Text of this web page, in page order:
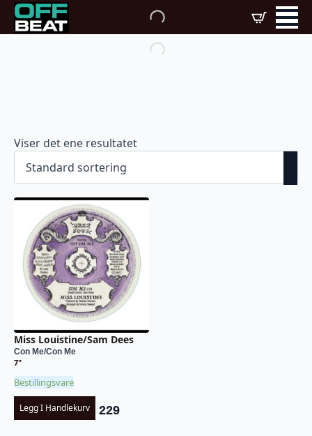
Viser det ene resultatet
Miss Louistine/Sam Dees
Con Me/Con Me
7"
Bestillingsvare
Legg I Handlekurv 229